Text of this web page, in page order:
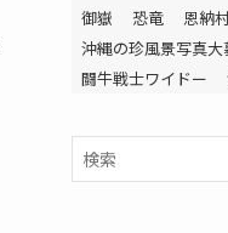
御嶽
恐竜 恩納
沖縄の珍風景写真大
闘牛戦士ワイドー